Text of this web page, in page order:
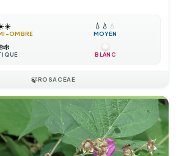
☀️
OMBRE
💧 💧 💧
MOYEN
❄️
BLANC
🍃ROSACEAE